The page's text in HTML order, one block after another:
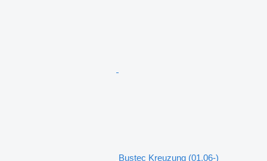
Bustec Kreuzung (01.06-)